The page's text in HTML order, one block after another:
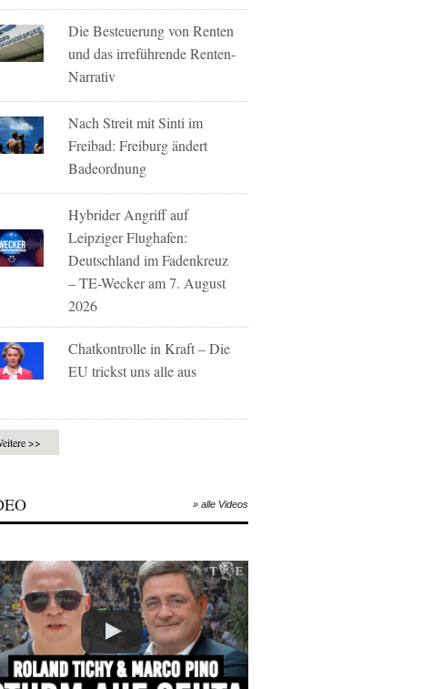
Die Besteuerung von Renten
und das irreführende Renten-
Narrativ
Nach Streit mit Sinti im
Freibad: Freiburg ändert
Badeordnung
Hybrider Angriff auf
Leipziger Flughafen:
Deutschland im Fadenkreuz
– TE-Wecker am 7. August
2026
Chatkontrolle in Kraft – Die
EU trickst uns alle aus
>>
» alle Videos